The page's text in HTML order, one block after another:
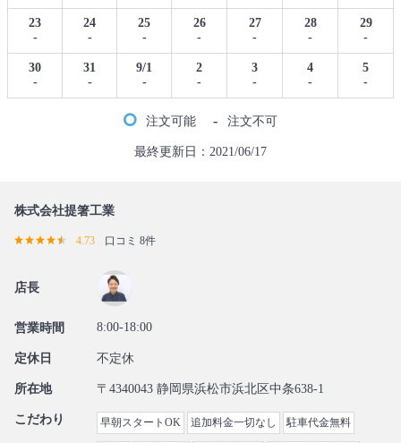
23
-
24
-
25
-
26
-
27
-
28
-
29
-
30
-
31
-
9/1
-
2
-
3
-
4
-
5
-
注文可能 - 注文不可
最終更新日：2021/06/17
株式会社提箸工業
4.73 口コミ 8件
店長
営業時間 8:00-18:00
定休日 不定休
所在地 〒4340043 静岡県浜松市浜北区中条638-1
こだわり 早朝スタートOK 追加料金一切なし 駐車代金無料